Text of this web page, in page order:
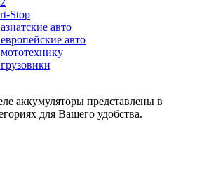
Stop
авто
авто
аккумуляторы представлены в
для Вашего удобства.